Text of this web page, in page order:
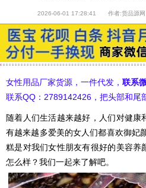
2026-06-01 17:28:41 作者:货品源
女性用品厂家货源，一件代发， 联系
联系QQ：2789142426，把头部和尾
随着人们生活越来越好，人们对健康
有越来越多爱美的女人们都喜欢御妃
糕是对我们女性朋友有很好的美容养
怎么样？我们一起来了解吧。